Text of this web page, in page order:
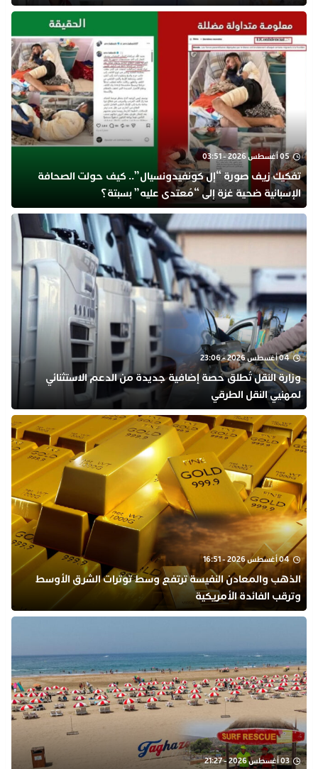
05 أغسطس 2026 - 03:51
تفكيك زيف صورة “إل كونفيدونسيال”.. كيف حولت الصحافة
الإسبانية ضحية غزة إلى “مُعتدى عليه” بسبتة؟
04 أغسطس 2026 - 23:06
وزارة النقل تُطلق حصة إضافية جديدة من الدعم الاستثنائي
لمهنيي النقل الطرقي
04 أغسطس 2026 - 16:51
الذهب والمعادن النفيسة ترتفع وسط توترات الشرق الأوسط
وترقب الفائدة الأمريكية
03 أغسطس 2026 - 21:27